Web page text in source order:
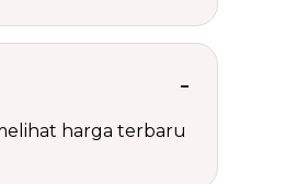
harga terbaru